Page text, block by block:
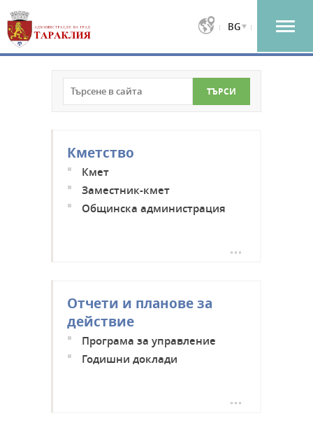
BG
Кметство
Кмет
Заместник-кмет
Общинска администрация
Отчети и планове за
действие
Програма за управление
Годишни доклади